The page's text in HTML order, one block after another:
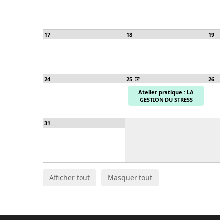
17 18 19
24
25
Atelier pratique : LA
GESTION DU STRESS
26
31
Afficher tout Masquer tout